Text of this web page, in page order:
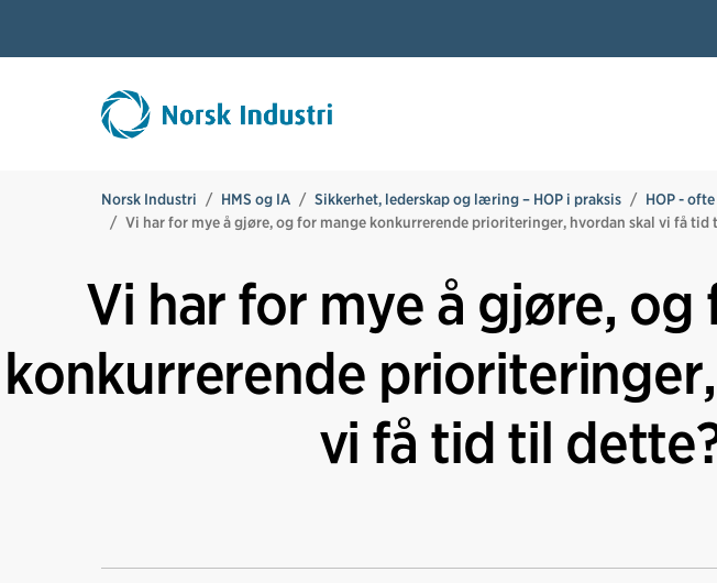
Norsk Industri HMS og IA Sikkerhet, lederskap og læring – HOP i praksis
HOP -
Vi har for mye å gjøre, og for mange konkurrerende prioriteringer, hvordan skal vi få tid
Vi har for mye å gjøre, og
konkurrerende
vi få tid til